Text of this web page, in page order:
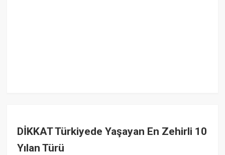
DİKKAT Türkiyede Yaşayan En Zehirli 10
Yılan Türü